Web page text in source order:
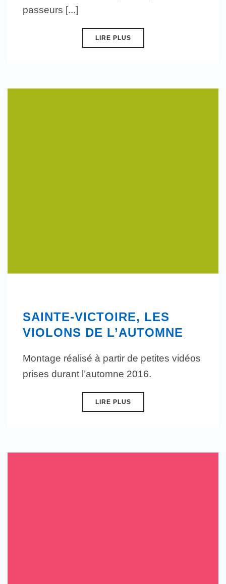
passeurs [...]
LIRE PLUS
SAINTE-VICTOIRE, LES
VIOLONS DE L’AUTOMNE
Montage réalisé à partir de petites vidéos
prises durant l’automne 2016.
LIRE PLUS